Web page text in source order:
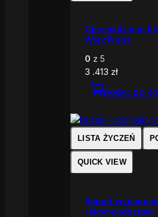
Optymalizacja
WordPress
0 z 5
3 .413 zł
DODAJ DO
LISTA ŻYCZEŃ
QUICK VIEW
Raport
rekomendacjami